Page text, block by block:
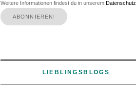
Weitere Informationen findest du in unserem Datenschutz
LIEBLINGSBLOGS